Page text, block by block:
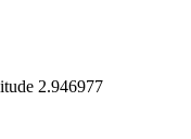
2.946977